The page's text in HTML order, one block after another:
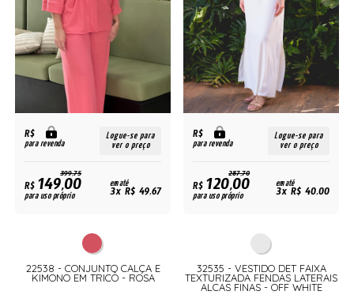
R$
para revenda
Logue-se para
ver o preço
399,75
R$149,00
para uso próprio
em até
3x R$ 49,67
22538 - CONJUNTO CALÇA E
KIMONO EM TRICÔ - ROSA
R$
para revenda
Logue-se para
ver o preço
287,70
R$120,00
para uso próprio
em até
3x R$ 40,00
32535 - VESTIDO DET FAIXA
TEXTURIZADA FENDAS LATERAIS
ALCAS FINAS - OFF WHITE